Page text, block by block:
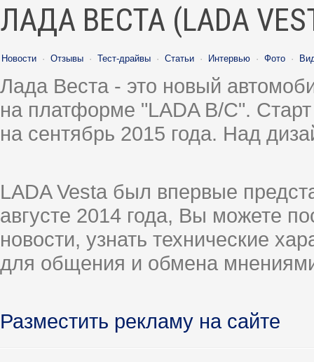
ЛАДА ВЕСТА (LADA
Новости · Отзывы · Тест-драйвы · Статьи · Интервью · Фото ·
Лада Веста - это новый
на платформе "LADA B/C".
на сентябрь 2015 года. Над
LADA Vesta был впервые
августе 2014 года, Вы можете
новости, узнать технические
для общения и обмена
Разместить рекламу на сайте